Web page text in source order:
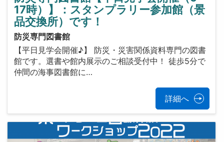
17時）】：スタンプラリー参加館（景
品交換所）です！
防災専門図書館
【平日見学会開催♪】 防災・災害関係資料専門の図書
館です。選書や館内展示のご相談受付中！ 徒歩5分で
仲間の海事図書館に…
詳細へ